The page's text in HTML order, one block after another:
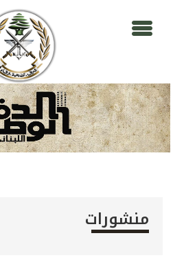
منشورات